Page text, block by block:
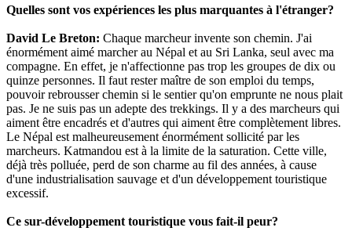
Quelles sont vos expériences les plus marquantes à l'étranger?
David Le Breton: Chaque marcheur invente son chemin. J'ai
énormément aimé marcher au Népal et au Sri Lanka, seul avec ma
compagne. En effet, je n'affectionne pas trop les groupes de dix ou
quinze personnes. Il faut rester maître de son emploi du temps,
pouvoir rebrousser chemin si le sentier qu'on emprunte ne nous plait
pas. Je ne suis pas un adepte des trekkings. Il y a des marcheurs qui
aiment être encadrés et d'autres qui aiment être complètement libres.
Le Népal est malheureusement énormément sollicité par les
marcheurs. Katmandou est à la limite de la saturation. Cette ville,
déjà très polluée, perd de son charme au fil des années, à cause
d'une industrialisation sauvage et d'un développement touristique
excessif.
Ce sur-développement touristique vous fait-il peur?